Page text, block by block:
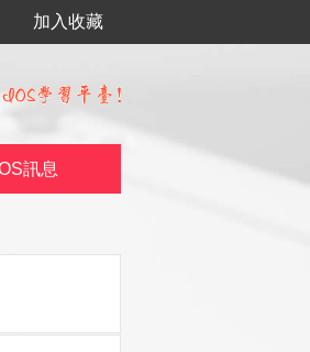
加入收藏
訊息